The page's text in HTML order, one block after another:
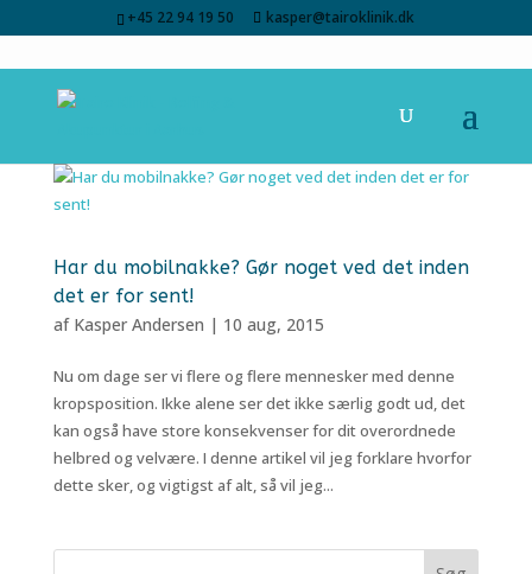
+45 22 94 19 50 kasper@tairoklinik.dk
Har du mobilnakke? Gør noget ved det inden
det er for sent!
af Kasper Andersen | 10 aug, 2015
Nu om dage ser vi flere og flere mennesker med denne
kropsposition. Ikke alene ser det ikke særlig godt ud, det
kan også have store konsekvenser for dit overordnede
helbred og velvære. I denne artikel vil jeg forklare hvorfor
dette sker, og vigtigst af alt, så vil jeg...